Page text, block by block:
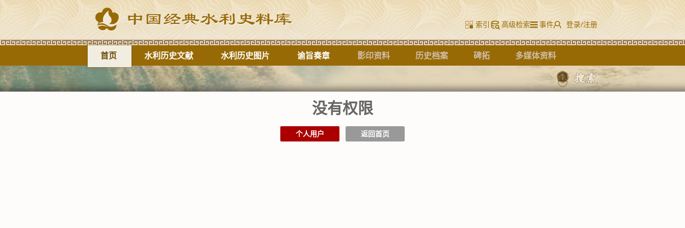
索引 高级检索 事件 登录/注册
首页 水利历史文献 水利历史图片 谕旨奏章 影印资料 历史档案 碑拓 多媒体资料
没有权限
个人用户 返回首页